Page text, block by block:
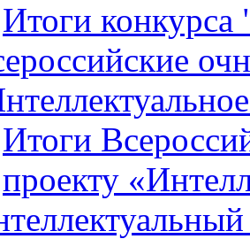
Итоги
Итоги
проекту